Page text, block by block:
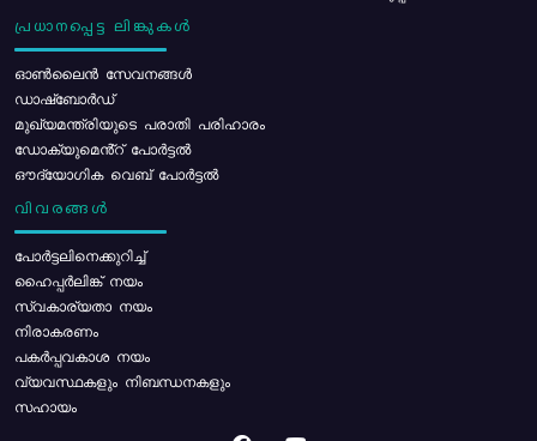
പ്രധാനപ്പെട്ട ലിങ്കുകൾ
ഓൺലൈൻ സേവനങ്ങൾ
ഡാഷ്ബോർഡ്
മുഖ്യമന്ത്രിയുടെ പരാതി പരിഹാരം
ഡോക്യുമെൻ്റ് പോർട്ടൽ
ഔദ്യോഗിക വെബ് പോർട്ടൽ
വിവരങ്ങൾ
പോര്‍ട്ടലിനെക്കുറിച്ച്
ഹൈപ്പർലിങ്ക് നയം
സ്വകാര്യതാ നയം
നിരാകരണം
പകർപ്പവകാശ നയം
വ്യവസ്ഥകളും നിബന്ധനകളും
സഹായം